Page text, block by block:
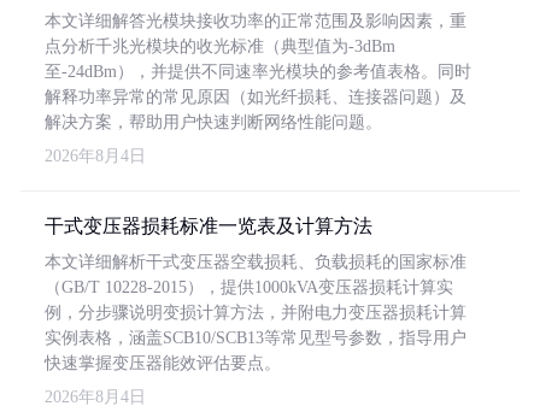
本文详细解答光模块接收功率的正常范围及影响因素，重
点分析千兆光模块的收光标准（典型值为-3dBm
至-24dBm），并提供不同速率光模块的参考值表格。同时
解释功率异常的常见原因（如光纤损耗、连接器问题）及
解决方案，帮助用户快速判断网络性能问题。
2026年8月4日
干式变压器损耗标准一览表及计算方法
本文详细解析干式变压器空载损耗、负载损耗的国家标准
（GB/T 10228-2015），提供1000kVA变压器损耗计算实
例，分步骤说明变损计算方法，并附电力变压器损耗计算
实例表格，涵盖SCB10/SCB13等常见型号参数，指导用户
快速掌握变压器能效评估要点。
2026年8月4日